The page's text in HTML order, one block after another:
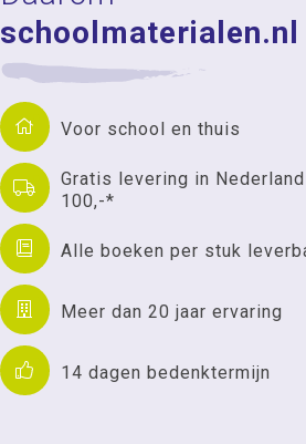
schoolmaterialen.nl
Voor school en thuis
Gratis levering in Nederland
100,-*
Alle boeken per stuk
Meer dan 20 jaar ervaring
14 dagen bedenktermijn